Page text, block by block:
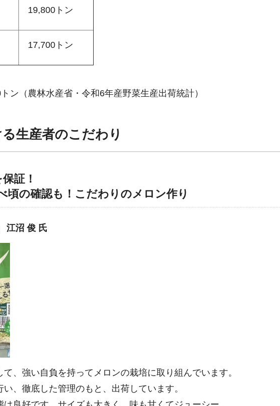
19,800トン
17,700トン
ン（農林水産省・令和6年産野菜生産出荷統計）
生産者のこだわり
証！
頃の確認も！こだわりのメロン作り
江沼 俊 氏
、強い自負を持ってメロンの栽培に取り組んでいます。
、徹底した管理のもと、出荷しています。